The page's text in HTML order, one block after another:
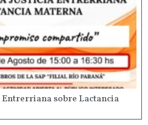
sobre Lactancia